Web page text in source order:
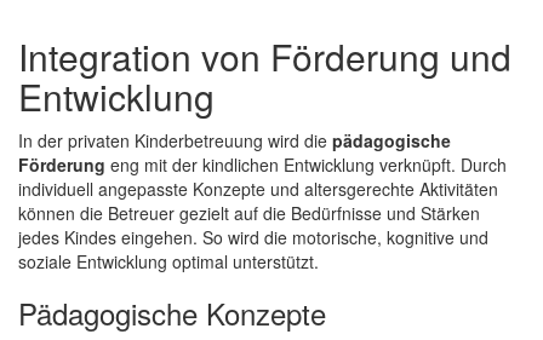
Integration von Förderung und
Entwicklung
In der privaten Kinderbetreuung wird die pädagogische
Förderung eng mit der kindlichen Entwicklung verknüpft. Durch
individuell angepasste Konzepte und altersgerechte Aktivitäten
können die Betreuer gezielt auf die Bedürfnisse und Stärken
jedes Kindes eingehen. So wird die motorische, kognitive und
soziale Entwicklung optimal unterstützt.
Pädagogische Konzepte